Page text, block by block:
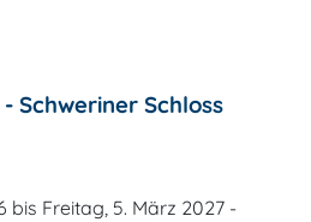
Schweriner Schloss
bis Freitag, 5. März 2027 -